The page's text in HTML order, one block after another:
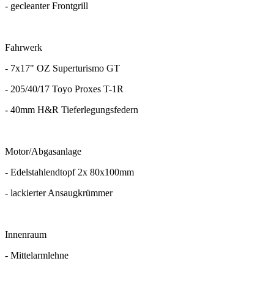
- gecleanter Frontgrill
Fahrwerk
- 7x17" OZ Superturismo GT
- 205/40/17 Toyo Proxes T-1R
- 40mm H&R Tieferlegungsfedern
Motor/Abgasanlage
- Edelstahlendtopf 2x 80x100mm
- lackierter Ansaugkrümmer
Innenraum
- Mittelarmlehne